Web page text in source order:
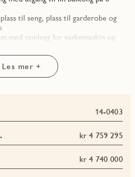
til seng, plass til garderobe og
med opplegg for vaskemaskin og
hvitevarer (NB: frittstående
Les mer +
14-0403
kr 4 759 295
kr 4 740 000